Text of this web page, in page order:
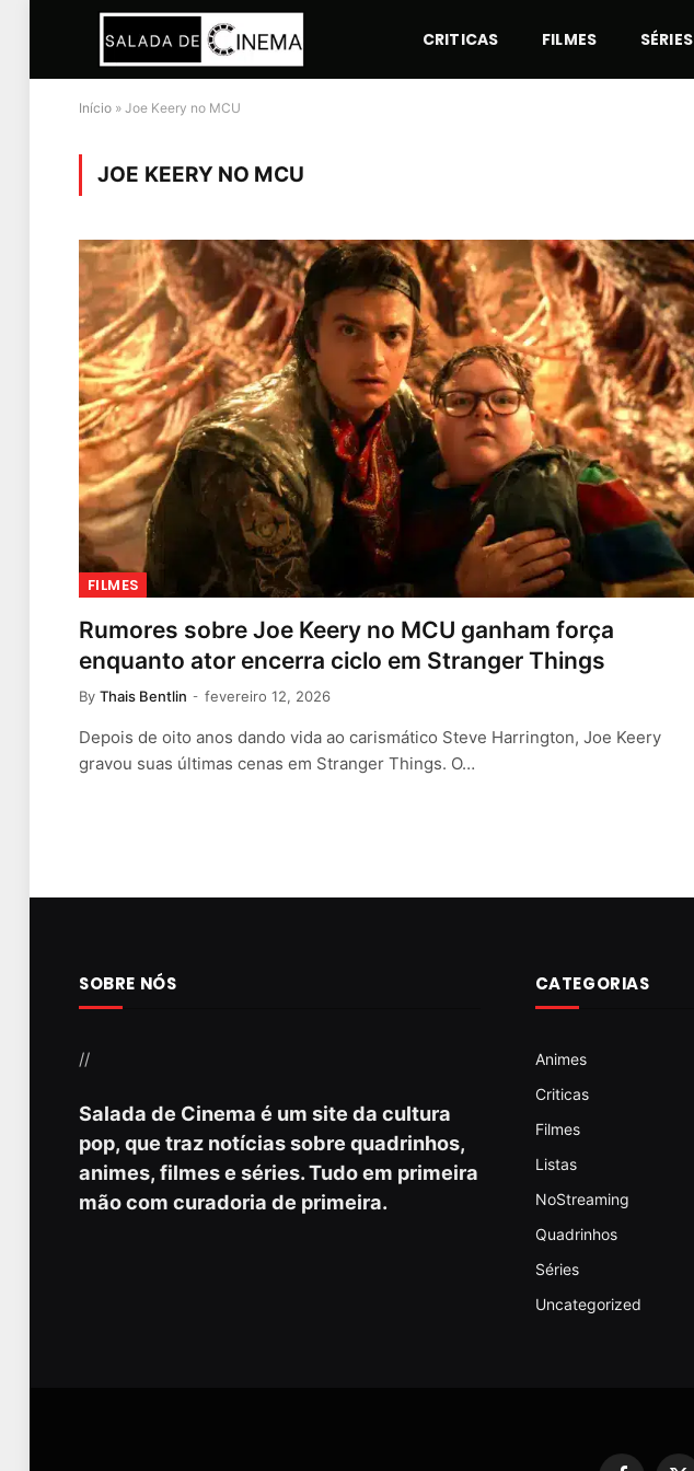
CRITICAS FILMES SÉRIES
Início » Joe Keery no MCU
JOE KEERY NO MCU
FILMES
Rumores sobre Joe Keery no MCU ganham força
enquanto ator encerra ciclo em Stranger Things
By Thais Bentlin fevereiro 12, 2026
Depois de oito anos dando vida ao carismático Steve Harrington, Joe Keery
gravou suas últimas cenas em Stranger Things. O…
SOBRE NÓS
//
Salada de Cinema é um site da cultura
pop, que traz notícias sobre quadrinhos,
animes, filmes e séries. Tudo em primeira
mão com curadoria de primeira.
CATEGORIAS
Animes
Criticas
Filmes
Listas
NoStreaming
Quadrinhos
Séries
Uncategorized